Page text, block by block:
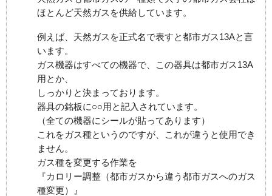
ほとんど天然ガスを供給しています。
例えば、天然ガスを正式名で表すと都市ガス13Aと言
います。
ガス機器はすべての機器で、この器具は都市ガス13A
用とか、
しっかりと決まっております。
器具の銘板に○○用と記入されています。
（全ての機器にシールが貼ってあります）
これをガス種というのですが、これが違うと使用でき
ません。
ガス種を変更する作業を
『カロリー調整（都市ガスから違う都市ガスへのガス
種変更）』